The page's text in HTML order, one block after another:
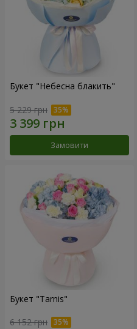
Букет "Небесна блакить"
5 229 грн
Замовити
Букет "Tarnis"
6 152 грн